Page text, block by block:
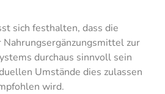
sich festhalten, dass die
zur
durchaus sinnvoll sein
Umstände dies zulassen
wird.